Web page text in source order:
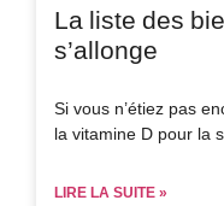
La liste des
s’allonge
Si vous n’étiez pas
la vitamine D pour la
LIRE LA SUITE »